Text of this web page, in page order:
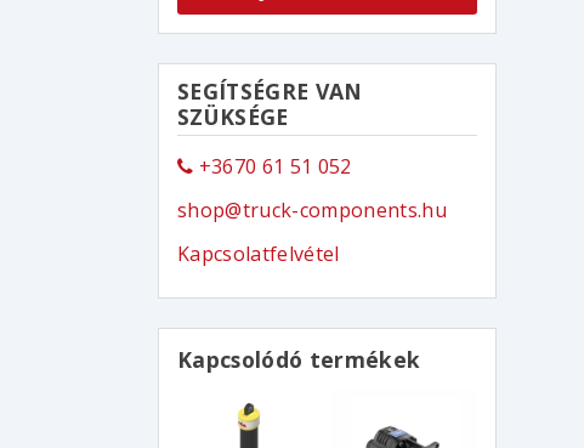
SEGÍTSÉGRE VAN
SZÜKSÉGE
+3670 61 51 052
shop@truck-components.hu
Kapcsolatfelvétel
Kapcsolódó termékek